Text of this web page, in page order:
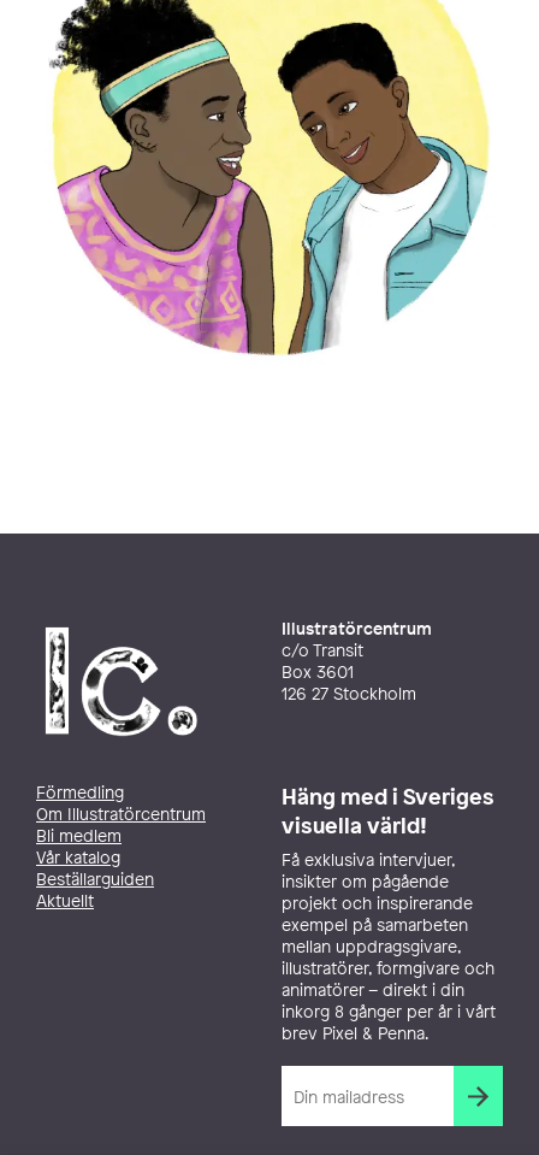
Illustratörcentrum
c/o Transit
Box 3601
126 27 Stockholm
Förmedling
Om Illustratörcentrum
Bli medlem
Vår katalog
Beställarguiden
Aktuellt
Häng med i Sveriges
visuella värld!
Få exklusiva intervjuer,
insikter om pågående
projekt och inspirerande
exempel på samarbeten
mellan uppdragsgivare,
illustratörer, formgivare och
animatörer – direkt i din
inkorg 8 gånger per år i vårt
brev Pixel & Penna.